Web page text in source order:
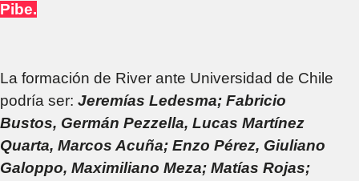
Pibe.
La formación de River ante Universidad de Chile
podría ser: Jeremías Ledesma; Fabricio
Bustos, Germán Pezzella, Lucas Martínez
Quarta, Marcos Acuña; Enzo Pérez, Giuliano
Galoppo, Maximiliano Meza; Matías Rojas;